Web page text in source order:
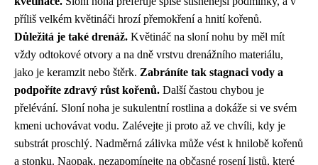
příliš velkém květináči hrozí přemokření a hnití kořenů.
Důležitá je také drenáž. Květináč na sloní nohu by měl mít
vždy odtokové otvory a na dně vrstvu drenážního materiálu,
jako je keramzit nebo štěrk. Zabráníte tak stagnaci vody a
podpoříte zdravý růst kořenů. Další častou chybou je
přelévání. Sloní noha je sukulentní rostlina a dokáže si ve svém
kmeni uchovávat vodu. Zalévejte ji proto až ve chvíli, kdy je
substrát proschlý. Nadměrná zálivka může vést k hnilobě kořenů
a stonku. Naopak, nezapomínejte na občasné rosení listů, které